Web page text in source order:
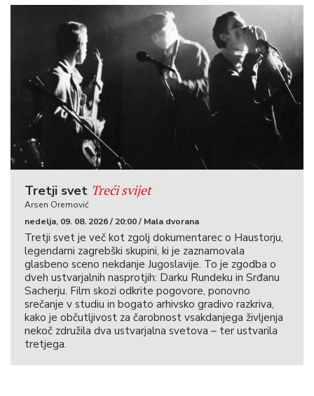
Tretji svet Treći svijet
Arsen Oremović
nedelja, 09. 08. 2026 / 20:00 / Mala dvorana
Tretji svet je več kot zgolj dokumentarec o Haustorju,
legendarni zagrebški skupini, ki je zaznamovala
glasbeno sceno nekdanje Jugoslavije. To je zgodba o
dveh ustvarjalnih nasprotjih: Darku Rundeku in Srđanu
Sacherju. Film skozi odkrite pogovore, ponovno
srečanje v studiu in bogato arhivsko gradivo razkriva,
kako je občutljivost za čarobnost vsakdanjega življenja
nekoč združila dva ustvarjalna svetova – ter ustvarila
tretjega.